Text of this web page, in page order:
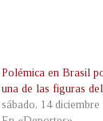
Polémica en Brasil
una de las figuras
sábado, 14